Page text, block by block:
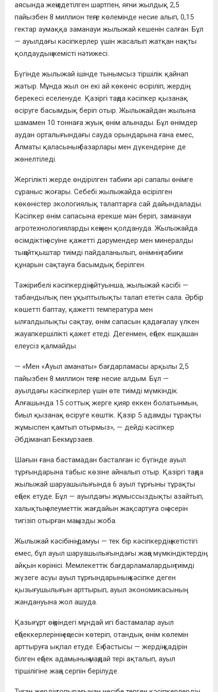
аясында жеңілдетілген шартпен, яғни жылдық 2,5
пайызбен 8 миллион теңге көлемінде несие алып, 0,15
гектар аумаққа заманауи жылыжай кешенін салған. Бұл
— ауылдағы кәсіпкерлер үшін жасалып жатқан нақты
қолдаудың жемісті нәтижесі.
Бүгінде жылыжай ішінде тынымсыз тіршілік қайнап
жатыр. Мұнда жыл он екі ай көкөніс өсіріліп, жердің
берекесі еселенуде. Қазіргі таңда кәсіпкер қызанақ
өсіруге басымдық беріп отыр. Жылыжайдан жылына
шамамен 10 тоннаға жуық өнім алынады. Бұл өнімдер
аудан орталығындағы сауда орындарына ғана емес,
Алматы қаласының базарлары мен дүкендеріне де
жөнелтіледі.
Жергілікті жерде өндірілген табиғи әрі сапалы өнімге
сұраныс жоғары. Себебі жылыжайда өсірілген
көкөністер экологиялық талаптарға сай дайындалады.
Кәсіпкер өнім сапасына ерекше мән беріп, заманауи
агротехнологияларды кеңінен қолдануда. Жылыжайда
өсімдіктің өсуіне қажетті дәрумендер мен минералды
тыңайтқыштар тиімді пайдаланылып, өнімнің табиғи
құнарын сақтауға басымдық берілген.
Тәжірибелі кәсіпкердің айтуынша, жылыжай кәсібі —
табандылық пен ұқыптылықты талап ететін сала. Әрбір
көшетті баптау, қажетті температура мен
ылғалдылықты сақтау, өнім сапасын қадағалау үлкен
жауапкершілікті қажет етеді. Дегенмен, еңбек ешқашан
елеусіз қалмайды.
— «Мен «Ауыл аманаты» бағдарламасы арқылы 2,5
пайызбен 8 миллион теңге несие алдым. Бұл —
ауылдағы кәсіпкерлер үшін өте тиімді мүмкіндік.
Алғашында 15 соттық жерге қияр еккен болатынмын,
биыл қызанақ өсіруге көштік. Қазір 5 адамды тұрақты
жұмыспен қамтып отырмыз», — дейді кәсіпкер
Әбдіманап Бекмұрзаев.
Шағын ғана бастамадан басталған іс бүгінде ауыл
тұрғындарына табыс көзіне айналып отыр. Қазіргі таңда
жылыжай шаруашылығында 6 ауыл тұрғыны тұрақты
еңбек етуде. Бұл — ауылдағы жұмыссыздықты азайтып,
халықтың әлеуметтік жағдайын жақсартуға оң әсерін
тигізіп отырған маңызды жоба.
Жылыжай кәсібінің дамуы — тек бір кәсіпкердің жетістігі
емес, бұл ауыл шаруашылығындағы жаңа мүмкіндіктердің
айқын көрінісі. Мемлекеттік бағдарламалардың тиімді
жүзеге асуы ауыл тұрғындарының кәсіпке деген
қызығушылығын арттырып, ауыл экономикасының
жандануына жол ашуда.
Қазығұрт өңіріндегі мұндай игі бастамалар ауыл
еңбеккерлерінің еңсесін көтеріп, отандық өнім көлемін
арттыруға ықпал етуде. Ең бастысы — жердің қадірін
білген еңбек адамының маңдай тері ақталып, ауыл
тіршілігіне жаңа серпін берілуде.